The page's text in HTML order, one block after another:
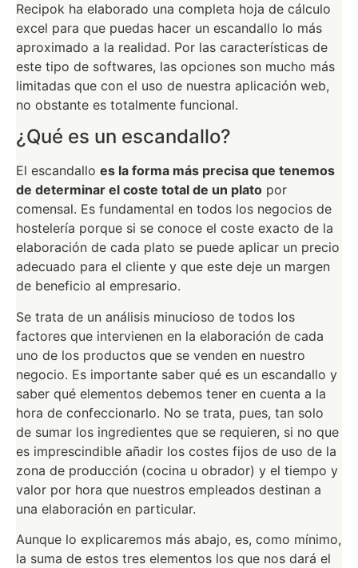
Recipok ha elaborado una completa hoja de cálculo
excel para que puedas hacer un escandallo lo más
aproximado a la realidad. Por las características de
este tipo de softwares, las opciones son mucho más
limitadas que con el uso de nuestra aplicación web,
no obstante es totalmente funcional.
¿Qué es un escandallo?
El escandallo es la forma más precisa que tenemos
de determinar el coste total de un plato por
comensal. Es fundamental en todos los negocios de
hostelería porque si se conoce el coste exacto de la
elaboración de cada plato se puede aplicar un precio
adecuado para el cliente y que este deje un margen
de beneficio al empresario.
Se trata de un análisis minucioso de todos los
factores que intervienen en la elaboración de cada
uno de los productos que se venden en nuestro
negocio. Es importante saber qué es un escandallo y
saber qué elementos debemos tener en cuenta a la
hora de confeccionarlo. No se trata, pues, tan solo
de sumar los ingredientes que se requieren, si no que
es imprescindible añadir los costes fijos de uso de la
zona de producción (cocina u obrador) y el tiempo y
valor por hora que nuestros empleados destinan a
una elaboración en particular.
Aunque lo explicaremos más abajo, es, como mínimo,
la suma de estos tres elementos los que nos dará el